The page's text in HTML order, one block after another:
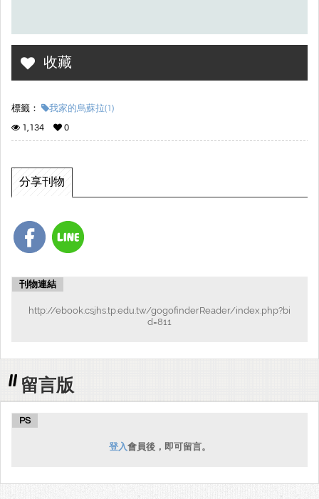
收藏
標籤：
我家的烏蘇拉(1)
1,134
0
分享刊物
刊物連結
http://ebook.csjhs.tp.edu.tw/gogofinderReader/index.php?bi
d=811
留言版
PS
登入會員後，即可留言。